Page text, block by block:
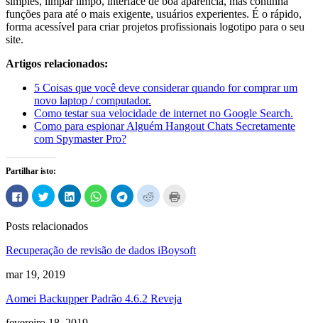
funções para até o mais exigente, usuários experientes. É o rápido,
forma acessível para criar projetos profissionais logotipo para o seu
site.
Artigos relacionados:
5 Coisas que você deve considerar quando for comprar um
novo laptop / computador.
Como testar sua velocidade de internet no Google Search.
Como para espionar Alguém Hangout Chats Secretamente
com Spymaster Pro?
Partilhar isto:
Clique
para
partilhar
Facebook
uma
janela)
Carregue
aqui
para
no
(Abre
em
nova
janela)
Clique
para
partilhar
LinkedIn
uma
Clique
para
compartilhar
em
uma
Clique
para
compartilhar
em
uma
Carregue
aqui
(Abre
em
uma
nova
Posts relacionados
Recuperação de revisão de dados iBoysoft
mar 19, 2019
Aomei Backupper Padrão 4.6.2 Reveja